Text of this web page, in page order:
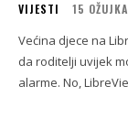
VIJESTI 15
Većina djece na
da roditelji uvijek
alarme. No,